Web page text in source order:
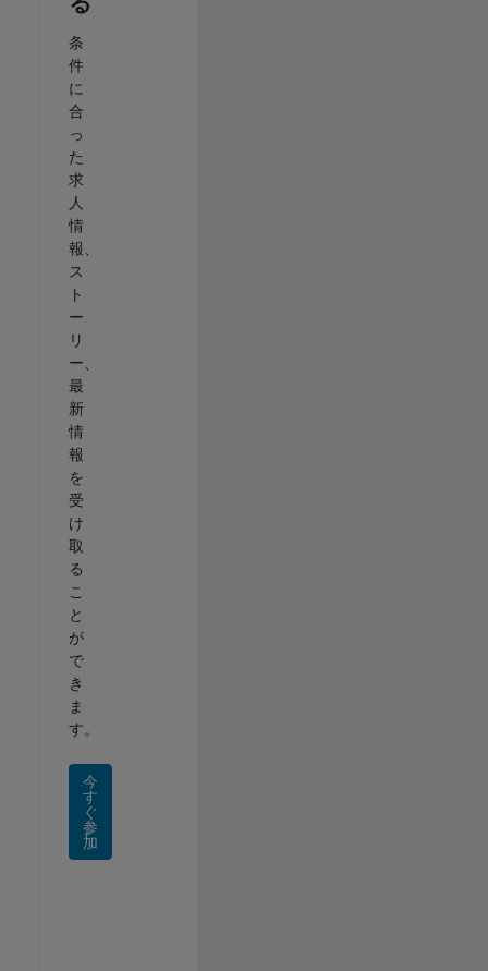
条
件
に
合
っ
た
求
人
情
報、
ス
ト
ー
リ
ー、
最
新
情
報
を
受
け
取
る
こ
と
が
で
き
ま
す。
今
す
ぐ
参
加